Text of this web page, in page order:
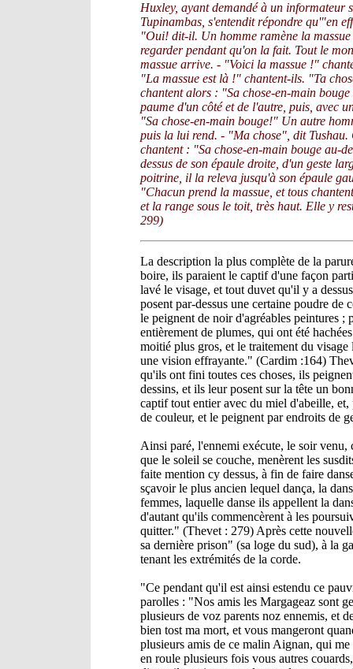
Huxley, ayant demandé à un informateur
Tupinambas, s'entendit répondre qu'"en
"Oui! dit-il. Un homme ramène la
regarder pendant qu'on la fait. Tout le
massue arrive. - "Voici la massue !"
"La massue est là !" chantent-ils. "Ta
chantent alors : "Sa chose-en-main
paume d'un côté et de l'autre, puis, avec
"Sa chose-en-main bouge!" Un autre
puis la lui rend. - "Ma chose", dit Tushau.
chantent : "Sa chose-en-main bouge au-
dessus de son épaule droite, d'un geste
poitrine, il la releva jusqu'à son épaule
"Chacun prend la massue, et tous
et la range sous le toit, très haut. Elle y
299)
La description la plus complète de la
boire, ils paraient le captif d'une façon
lavé le visage, et tout duvet qu'il y a
posent par-dessus une certaine poudre
le peignent de noir d'agréables peintures
entièrement de plumes, qui ont été
moitié plus gros, et le traitement du
une vision effrayante." (Cardim :164)
qu'ils ont fini toutes ces choses, ils
dessins, et ils leur posent sur la tête un
captif tout entier avec du miel d'abeille,
de couleur, et le peignent par endroits de
Ainsi paré, l'ennemi exécute, le soir
que le soleil se couche, menèrent les
faite mention cy dessus, à fin de faire
sçavoir le plus ancien lequel dança, la
femmes, laquelle danse ils appellent la
d'autant qu'ils commencèrent à les
quitter." (Thevet : 279) Après cette
sa dernière prison" (sa loge du sud), à la
tenant les extrémités de la corde.
"Ce pendant qu'il est ainsi estendu ce
parolles : "Nos amis les Margageaz sont
plusieurs de voz parents noz ennemis, et
bien tost ma mort, et vous mangeront
plusieurs amis de ce malin Aignan, qui
en roule plusieurs fois vous autres